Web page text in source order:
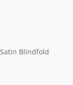
Blindfold